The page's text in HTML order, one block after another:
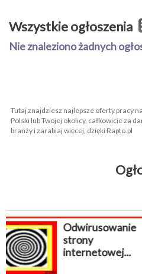
Wszystkie ogłoszenia
Nie znaleziono żadnych
Tutaj znajdziesz najlepsze oferty pracy
Polski lub Twojej okolicy, całkowicie za
branży i zarabiaj więcej, dzięki Rapto.pl